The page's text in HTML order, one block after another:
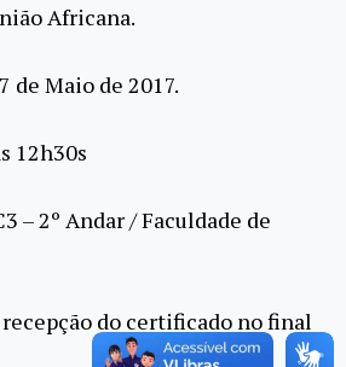
Africana.
de Maio de 2017.
12h30s
– 2º Andar / Faculdade de
do certificado no final